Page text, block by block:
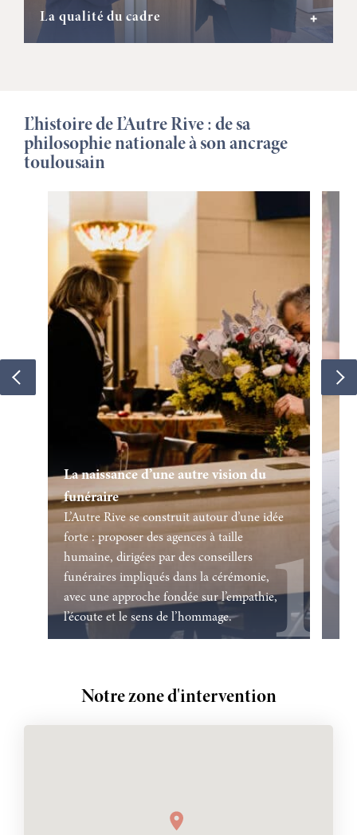
La qualité du cadre +
L’histoire de L’Autre Rive : de sa
philosophie nationale à son ancrage
toulousain
La naissance d’une autre vision du
funéraire
L’Autre Rive se construit autour d’une idée
forte : proposer des agences à taille
humaine, dirigées par des conseillers
funéraires impliqués dans la cérémonie,
avec une approche fondée sur l’empathie,
l’écoute et le sens de l’hommage.
Notre zone d'intervention